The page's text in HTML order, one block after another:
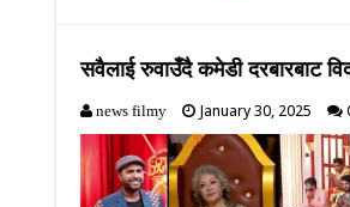
सवैलाई रुवाउँदै कमेडी दरबारबाट
news filmy January 30, 2025